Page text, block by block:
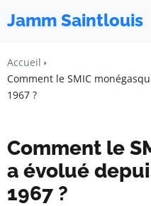
Jamm Saintlouis
Accueil
Comment le SMIC
1967 ?
Comment le
a évolué
1967 ?